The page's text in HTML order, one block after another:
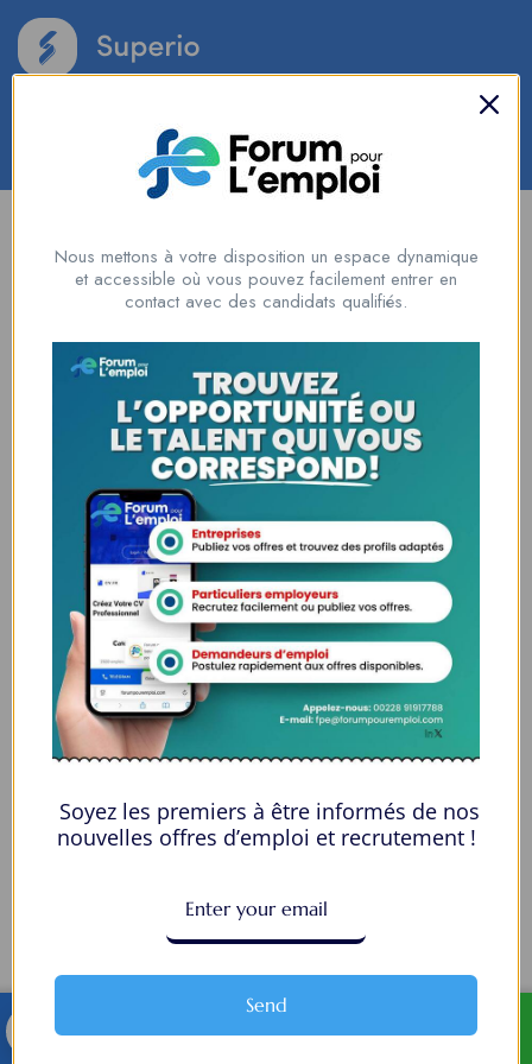
Login / Register
Social Media Auto Publish Powered By :
Nous mettons à votre disposition un espace dynamique
et accessible où vous pouvez facilement entrer en
contact avec des candidats qualifiés.
Soyez les premiers à être informés de nos
nouvelles offres d’emploi et recrutement !
Send